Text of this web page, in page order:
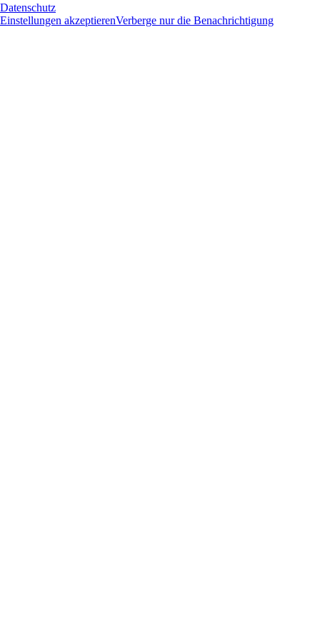
Datenschutz
Einstellungen akzeptierenVerberge nur die Benachrichtigung